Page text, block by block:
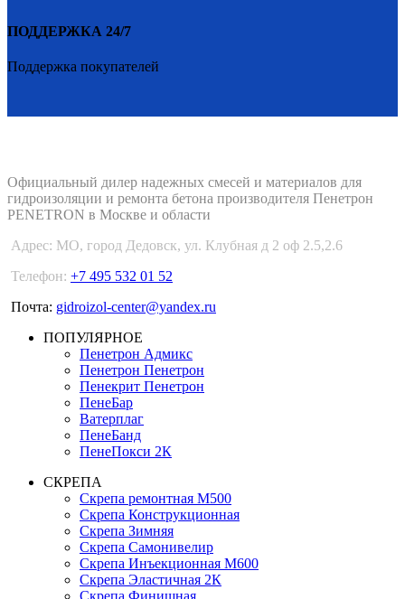
ПОДДЕРЖКА 24/7
Поддержка покупателей
Официальный дилер надежных смесей и материалов для
гидроизоляции и ремонта бетона производителя Пенетрон
PENETRON в Москве и области
Адрес: МО, город Дедовск, ул. Клубная д 2 оф 2.5,2.6
Телефон: +7 495 532 01 52
Почта: gidroizol-center@yandex.ru
ПОПУЛЯРНОЕ
Пенетрон Адмикс
Пенетрон Пенетрон
Пенекрит Пенетрон
ПенеБар
Ватерплаг
ПенеБанд
ПенеПокси 2К
СКРЕПА
Скрепа ремонтная М500
Скрепа Конструкционная
Скрепа Зимняя
Скрепа Самонивелир
Скрепа Инъекционная М600
Скрепа Эластичная 2К
Скрепа Финишная